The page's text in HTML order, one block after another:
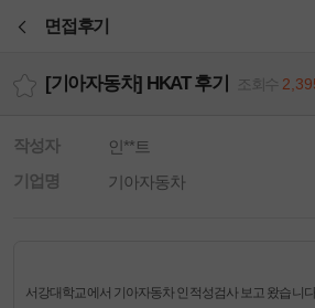
면접후기
[기아자동차] HKAT 후기 조회수
작성자
인**트
기업명
기아자동차
서강대학교에서 기아자동차 인적성검사 보고 왔습니